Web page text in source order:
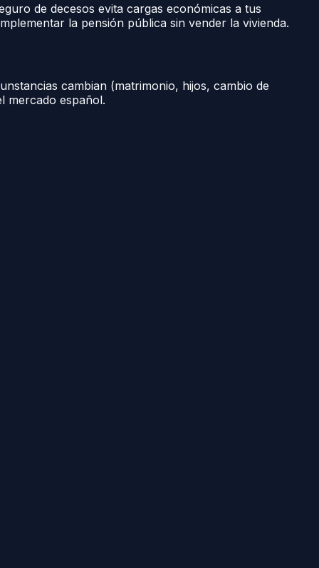
de decesos evita cargas económicas a tus
la pensión pública sin vender la vivienda.
cambian (matrimonio, hijos, cambio de
mercado español.